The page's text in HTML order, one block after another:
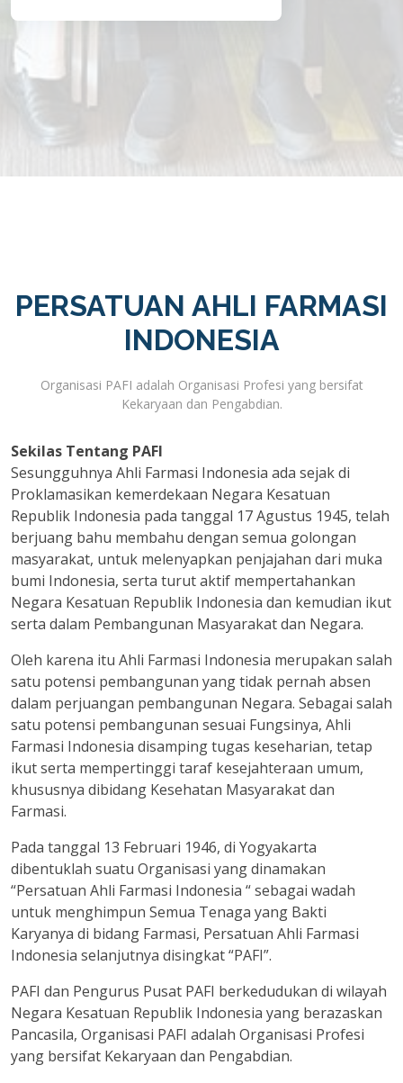
PERSATUAN AHLI FARMASI
INDONESIA
Organisasi PAFI adalah Organisasi Profesi yang bersifat
Kekaryaan dan Pengabdian.
Sekilas Tentang PAFI
Sesungguhnya Ahli Farmasi Indonesia ada sejak di
Proklamasikan kemerdekaan Negara Kesatuan
Republik Indonesia pada tanggal 17 Agustus 1945, telah
berjuang bahu membahu dengan semua golongan
masyarakat, untuk melenyapkan penjajahan dari muka
bumi Indonesia, serta turut aktif mempertahankan
Negara Kesatuan Republik Indonesia dan kemudian ikut
serta dalam Pembangunan Masyarakat dan Negara.
Oleh karena itu Ahli Farmasi Indonesia merupakan salah
satu potensi pembangunan yang tidak pernah absen
dalam perjuangan pembangunan Negara. Sebagai salah
satu potensi pembangunan sesuai Fungsinya, Ahli
Farmasi Indonesia disamping tugas keseharian, tetap
ikut serta mempertinggi taraf kesejahteraan umum,
khususnya dibidang Kesehatan Masyarakat dan
Farmasi.
Pada tanggal 13 Februari 1946, di Yogyakarta
dibentuklah suatu Organisasi yang dinamakan
“Persatuan Ahli Farmasi Indonesia “ sebagai wadah
untuk menghimpun Semua Tenaga yang Bakti
Karyanya di bidang Farmasi, Persatuan Ahli Farmasi
Indonesia selanjutnya disingkat “PAFI”.
PAFI dan Pengurus Pusat PAFI berkedudukan di wilayah
Negara Kesatuan Republik Indonesia yang berazaskan
Pancasila, Organisasi PAFI adalah Organisasi Profesi
yang bersifat Kekaryaan dan Pengabdian.